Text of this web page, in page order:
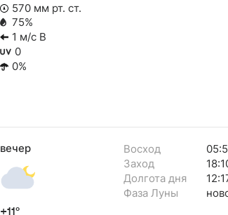
570 мм рт. ст.
75%
1 м/с В
0
0%
вечер
+11°
Восход
Заход
Долгота дня
Фаза Луны